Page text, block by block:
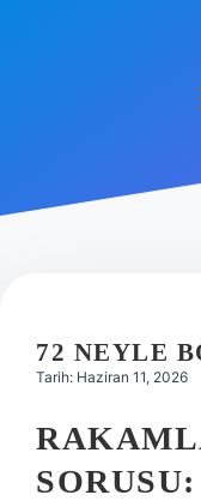
Hakkımızda
72 NEYLE
Tarih: Haziran 11, 2026